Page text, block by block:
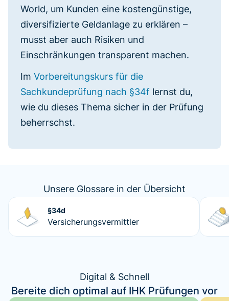
World, um Kunden eine kostengünstige,
diversifizierte Geldanlage zu erklären –
musst aber auch Risiken und
Einschränkungen transparent machen.
Im Vorbereitungskurs für die
Sachkundeprüfung nach §34f lernst du,
wie du dieses Thema sicher in der Prüfung
beherrschst.
Unsere Glossare in der Übersicht
§34d
Versicherungsvermittler
Digital & Schnell
Bereite dich optimal auf IHK Prüfungen vor